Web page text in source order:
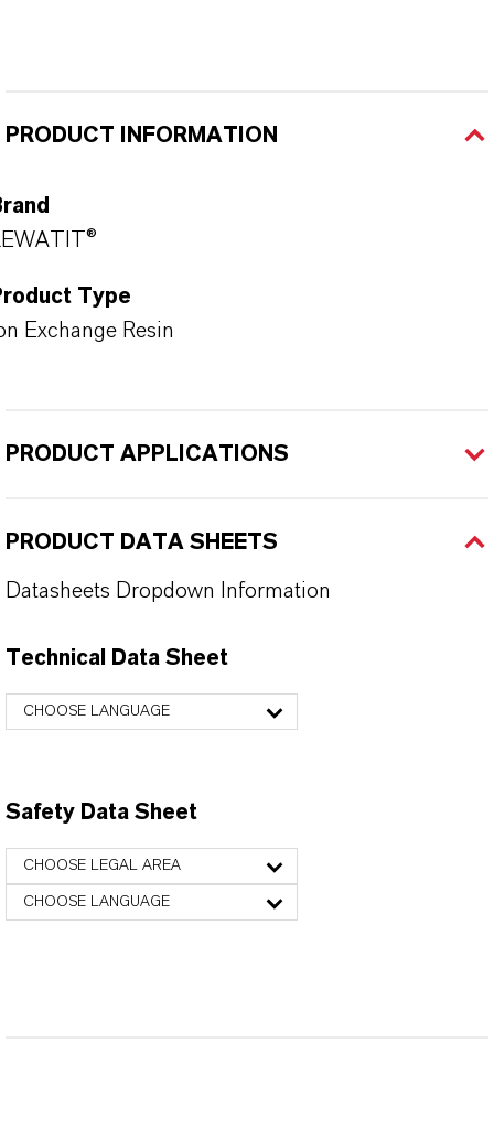
PRODUCT INFORMATION
Type
Exchange Resin
PRODUCT APPLICATIONS
PRODUCT DATA SHEETS
Datasheets Dropdown Information
Technical Data Sheet
CHOOSE LANGUAGE
Safety Data Sheet
CHOOSE LEGAL AREA
CHOOSE LANGUAGE